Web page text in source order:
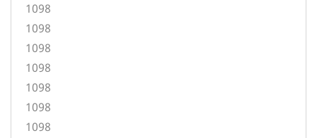
1098
1098
1098
1098
1098
1098
1098